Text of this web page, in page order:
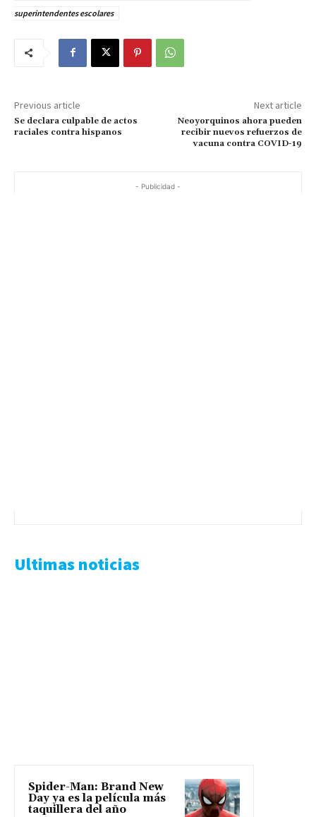
superintendentes escolares
Previous article
Se declara culpable de actos
raciales contra hispanos
Next article
Neoyorquinos ahora pueden
recibir nuevos refuerzos de
vacuna contra COVID-19
- Publicidad -
Ultimas noticias
Spider-Man: Brand New
Day ya es la película más
taquillera del año